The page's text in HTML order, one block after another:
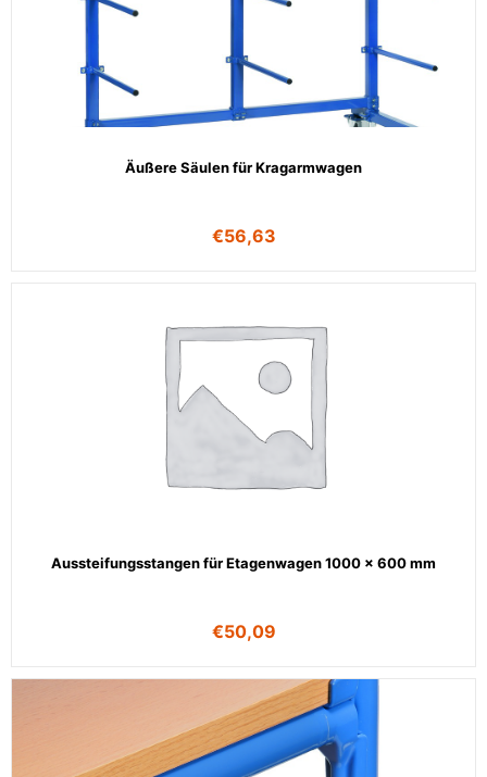
Äußere Säulen für Kragarmwagen
€56,63
Aussteifungsstangen für Etagenwagen 1000 x 600 mm
€50,09